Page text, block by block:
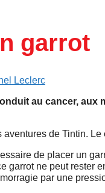
garrot
Leclerc
au cancer, aux
aventures de Tintin.
de placer un
garrot ne peut rester
par une